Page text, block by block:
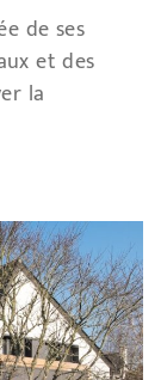
de ses
et des
la